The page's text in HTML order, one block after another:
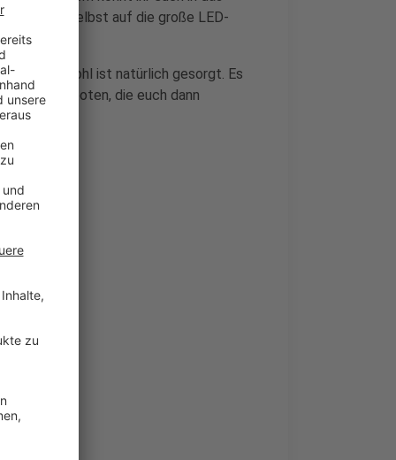
Wunsch selbst auf die große LED-
Wohl ist natürlich gesorgt. Es
angeboten, die euch dann